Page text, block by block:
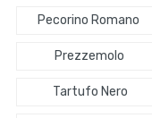
Pecorino Romano
Prezzemolo
Tartufo Nero